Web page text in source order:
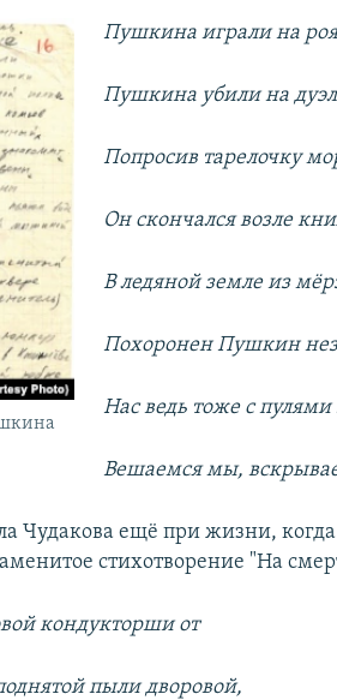
Пушкина играли на
Пушкина убили на
Попросив тарелочку
Он скончался возле
В ледяной земле из
Похоронен Пушкин
Нас ведь тоже с пулями
Вешаемся мы,
Чудакова ещё при жизни,
стихотворение "На
кондукторши от
пыли дворовой,